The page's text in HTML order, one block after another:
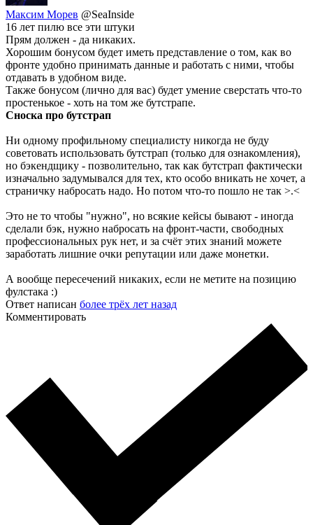
Максим Морев @SeaInside
16 лет пилю все эти штуки
Прям должен - да никаких.
Хорошим бонусом будет иметь представление о том, как во
фронте удобно принимать данные и работать с ними, чтобы
отдавать в удобном виде.
Также бонусом (лично для вас) будет умение сверстать что-то
простенькое - хоть на том же бутстрапе.
Сноска про бутстрап
Ни одному профильному специалисту никогда не буду
советовать использовать бутстрап (только для ознакомления),
но бэкендщику - позволительно, так как бутстрап фактически
изначально задумывался для тех, кто особо вникать не хочет, а
страничку набросать надо. Но потом что-то пошло не так >.<
Это не то чтобы "нужно", но всякие кейсы бывают - иногда
сделали бэк, нужно набросать на фронт-части, свободных
профессиональных рук нет, и за счёт этих знаний можете
заработать лишние очки репутации или даже монетки.
А вообще пересечений никаких, если не метите на позицию
фулстака :)
Ответ написан более трёх лет назад
Комментировать